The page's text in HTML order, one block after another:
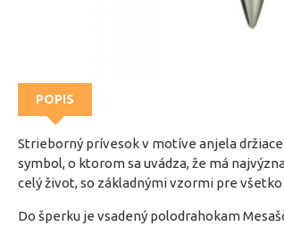
POPIS
Strieborný prívesok v motíve anjela
symbol, o ktorom sa uvádza, že má
celý život, so základnými vzormi pre
Do šperku je vsadený polodrahokam